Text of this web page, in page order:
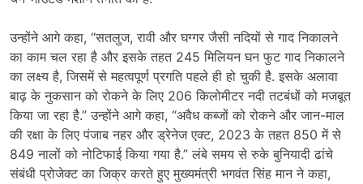
उन्होंने आगे कहा, “सतलुज, रावी और घग्गर जैसी नदियों से गाद निकालने
का काम चल रहा है और इसके तहत 245 मिलियन घन फुट गाद निकालने
का लक्ष्य है, जिसमें से महत्वपूर्ण प्रगति पहले ही हो चुकी है. इसके अलावा
बाढ़ के नुकसान को रोकने के लिए 206 किलोमीटर नदी तटबंधों को मजबूत
किया जा रहा है.” उन्होंने आगे कहा, “अवैध कब्जों को रोकने और जान-माल
की रक्षा के लिए पंजाब नहर और ड्रेनेज एक्ट, 2023 के तहत 850 में से
849 नालों को नोटिफाई किया गया है.” लंबे समय से रुके बुनियादी ढांचे
संबंधी प्रोजेक्ट का जिक्र करते हुए मुख्यमंत्री भगवंत सिंह मान ने कहा,